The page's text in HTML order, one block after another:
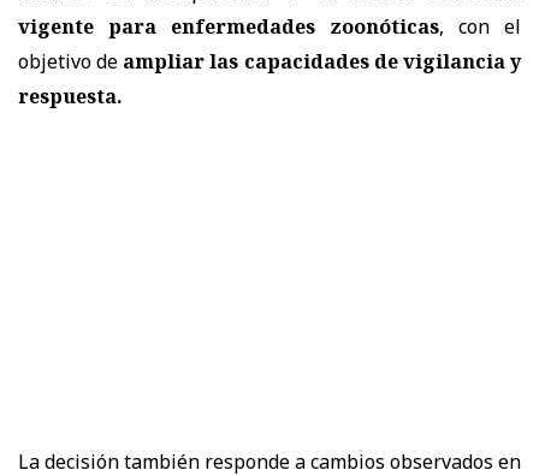
vigente para enfermedades zoonóticas, con el
objetivo de ampliar las capacidades de vigilancia y
respuesta.
La decisión también responde a cambios observados en